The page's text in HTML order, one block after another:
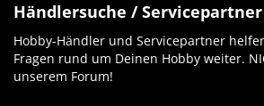
Händlersuche / Servicepartner
Hobby-Händler und Servicepartner
Fragen rund um Deinen Hobby weiter.
unserem Forum!